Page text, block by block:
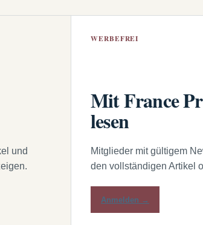
und
WERBEFREI
Mit France
lesen
Mitglieder mit gültigem
den vollständigen Artikel
Anmelden →